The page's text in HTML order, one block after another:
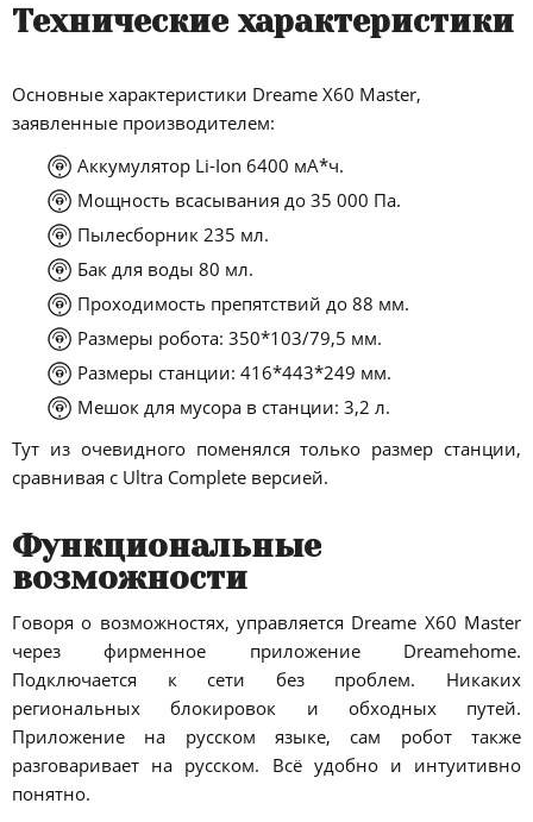
Технические характеристики
Основные характеристики Dreame X60 Master,
заявленные производителем:
Аккумулятор Li-Ion 6400 мА*ч.
Мощность всасывания до 35 000 Па.
Пылесборник 235 мл.
Бак для воды 80 мл.
Проходимость препятствий до 88 мм.
Размеры робота: 350*103/79,5 мм.
Размеры станции: 416*443*249 мм.
Мешок для мусора в станции: 3,2 л.
Тут из очевидного поменялся только размер станции,
сравнивая с Ultra Complete версией.
Функциональные
возможности
Говоря о возможностях, управляется Dreame X60 Master
через фирменное приложение Dreamehome.
Подключается к сети без проблем. Никаких
региональных блокировок и обходных путей.
Приложение на русском языке, сам робот также
разговаривает на русском. Всё удобно и интуитивно
понятно.